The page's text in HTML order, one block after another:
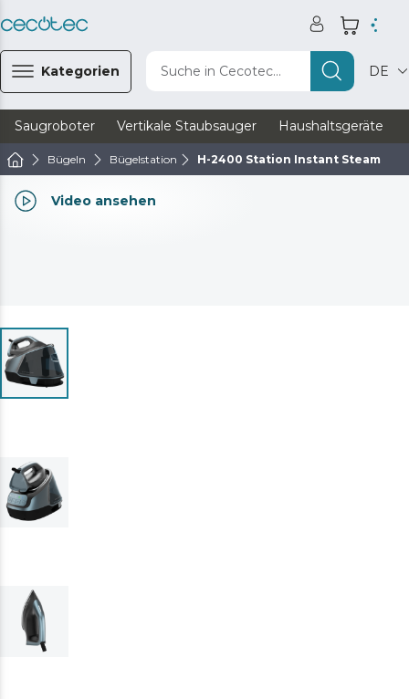
Kategorien Suche in Cecotec... DE
Saugroboter Vertikale Staubsauger Haushaltsgeräte
Bügeln Bügelstation H-2400 Station Instant Steam
Video ansehen